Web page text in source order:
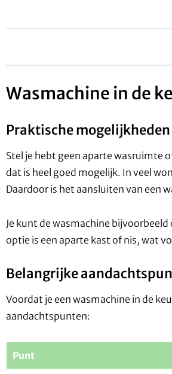
Wasmachine in de
Praktische
Stel je hebt geen aparte wasruimte
dat is heel goed mogelijk. In veel
Daardoor is het aansluiten van een
Je kunt de wasmachine
optie is een aparte kast of nis, wat
Belangrijke
Voordat je een wasmachine in de
aandachtspunten:
Punt